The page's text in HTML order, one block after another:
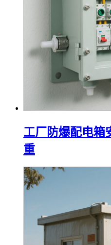
工厂防爆配电箱
重